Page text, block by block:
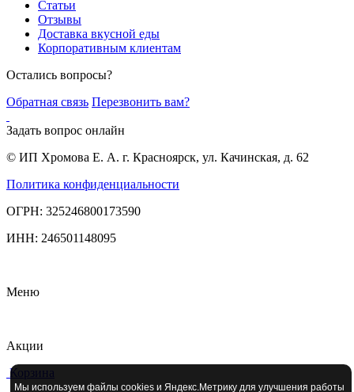
Статьи
Отзывы
Доставка вкусной еды
Корпоративным клиентам
Остались вопросы?
Обратная связь Перезвонить вам?
Задать вопрос онлайн
© ИП Хромова Е. А. г. Красноярск, ул. Качинская, д. 62
Политика конфиденциальности
ОГРН: 325246800173590
ИНН: 246501148095
Меню
Акции
Корзина
Мы используем файлы cookies и Яндекс.Метрику для улучшения работы